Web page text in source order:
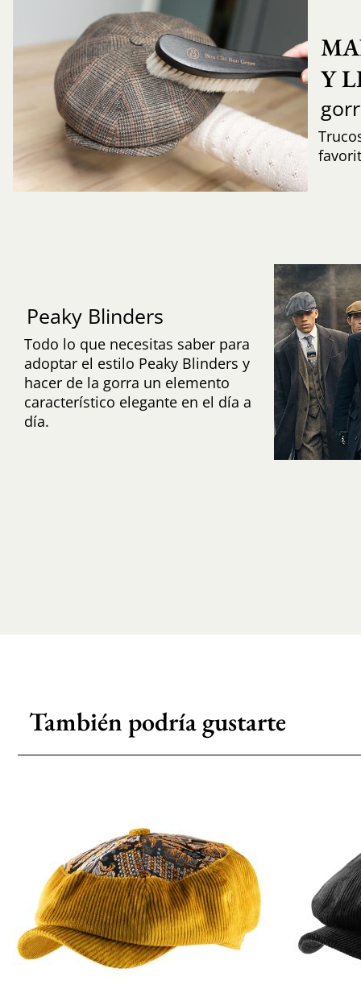
Y
Peaky Blinders
Todo lo que necesitas saber para
adoptar el estilo Peaky Blinders y
hacer de la gorra un elemento
característico elegante en el día a
día.
También podría gustarte